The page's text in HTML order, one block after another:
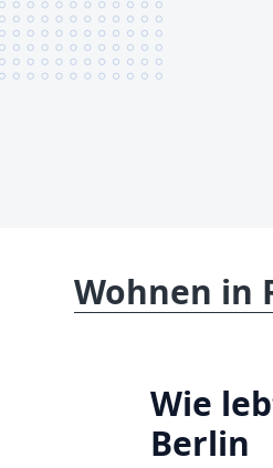
Wohnen in
Wie
Berlin